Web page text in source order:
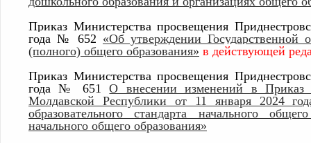
Приказ Министерства просвещения
года № 652 «Об утверждении Государственной
(полного) общего образования» в действующей
Приказ Министерства просвещения
года № 651О внесении изменений в Приказ
Молдавской Республики от 11 января 2024
образовательного стандарта начального
начального общего образования»